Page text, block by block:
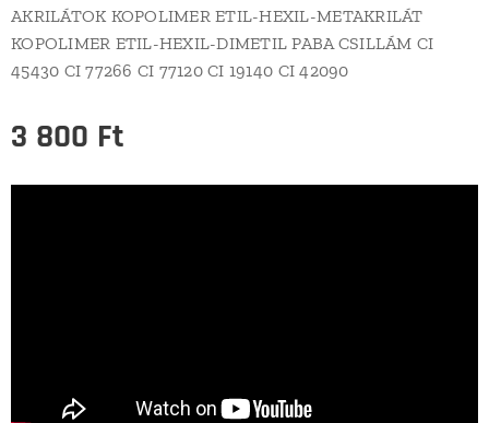
AKRILÁTOK KOPOLIMER ETIL-HEXIL-METAKRILÁT
KOPOLIMER ETIL-HEXIL-DIMETIL PABA CSILLÁM CI
45430 CI 77266 CI 77120 CI 19140 CI 42090
3 800 Ft